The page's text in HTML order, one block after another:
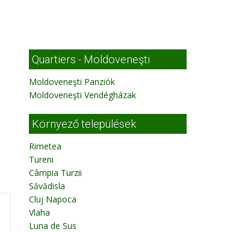
Quartiers - Moldoveneşti
Moldoveneşti Panziók
Moldoveneşti Vendégházak
Környező települések
Rimetea
Tureni
Câmpia Turzii
Săvădisla
Cluj Napoca
Vlaha
Luna de Sus